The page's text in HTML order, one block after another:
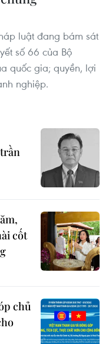
luật đang bám sát
số 66 của Bộ
quốc gia; quyền, lợi
nghiệp.
cốt
chủ